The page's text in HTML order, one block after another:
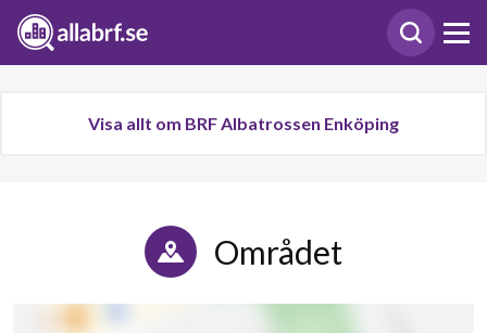
Visa allt om BRF Albatrossen Enköping
Området